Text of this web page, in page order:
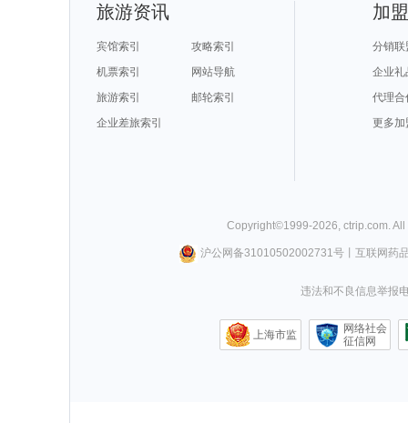
旅游资讯
宾馆索引
攻略索引
机票索引
网站导航
旅游索引
邮轮索引
企业差旅索引
加
分销联
企业礼
代理合
更多加
Copyright©1999-2026, ctrip.com.
沪公网备31010502002731号丨 互联网药
违法和不良信息举报
上海市监
网络社会
征信网